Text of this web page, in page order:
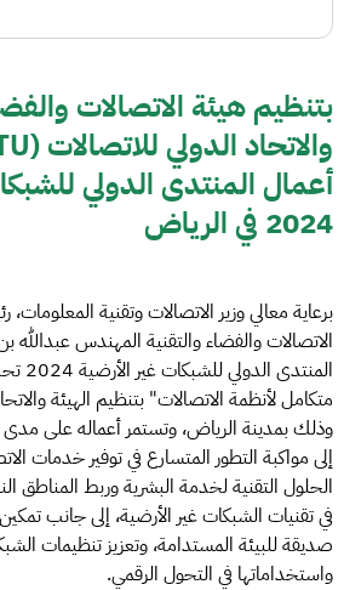
بتنظيم هيئة الاتصالات
أعمال المنتدى الدولي
2024 في الرياض
برعاية معالي وزير الاتصالات وتقنية
الاتصالات والفضاء والتقنية المهندس عبدالله
وذلك بمدينة الرياض، وتستمر أعماله على
إلى مواكبة التطور المتسارع في توفير خدمات
الحلول التقنية لخدمة البشرية وربط المناطق
في تقنيات الشبكات غير الأرضية، إلى جانب
صديقة للبيئة المستدامة، وتعزيز تنظيمات
واستخداماتها في التحول الرقمي.